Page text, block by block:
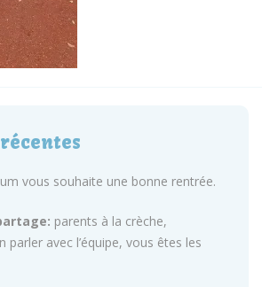
vous souhaite une bonne rentrée.
parents à la crèche,
parler avec l’équipe, vous êtes les